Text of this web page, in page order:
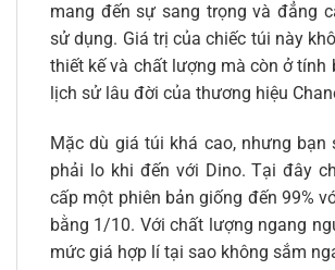
mang đến sự sang trọng và đẳng
sử dụng. Giá trị của chiếc túi này
thiết kế và chất lượng mà còn ở tính
lịch sử lâu đời của thương hiệu
Mặc dù giá túi khá cao, nhưng bạn
phải lo khi đến với Dino. Tại đây
cấp một phiên bản giống đến 99%
bằng 1/10. Với chất lượng ngang
mức giá hợp lí tại sao không sắm